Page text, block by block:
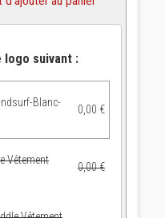
logo suivant :
Blanc-
0,00 €
Vêtement
0,00 €